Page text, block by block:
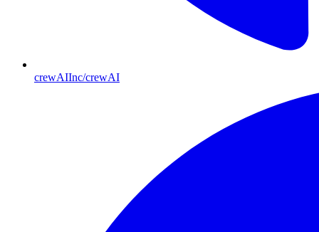
crewAIInc/crewAI